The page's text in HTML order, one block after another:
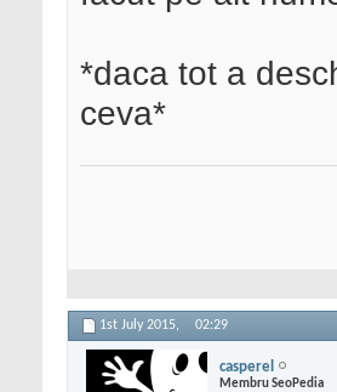
*daca tot a
ceva*
1st July 2015, 02:29
casperel
Membru SeoPedia